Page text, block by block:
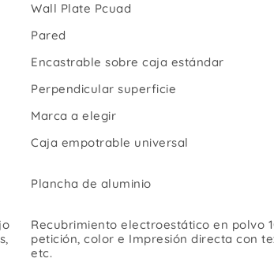
Wall Plate Pcuad
Pared
Encastrable sobre caja estándar
Perpendicular superficie
Marca a elegir
Caja empotrable universal
Plancha de aluminio
Recubrimiento electroestático en polvo
petición, color e Impresión directa con
etc.